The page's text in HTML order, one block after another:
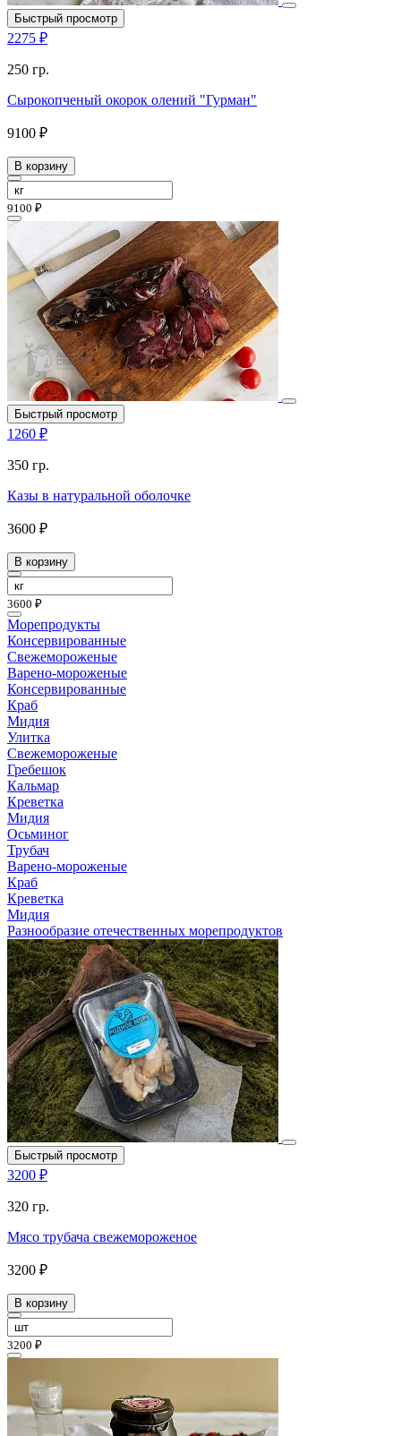
Быстрый просмотр
2275 ₽
250 гр.
Сырокопченый окорок олений "Гурман"
9100 ₽
В корзину
9100 ₽
Быстрый просмотр
1260 ₽
350 гр.
Казы в натуральной оболочке
3600 ₽
В корзину
3600 ₽
Морепродукты
Консервированные
Свежемороженые
Варено-мороженые
Консервированные
Краб
Мидия
Улитка
Свежемороженые
Гребешок
Кальмар
Креветка
Мидия
Осьминог
Трубач
Варено-мороженые
Краб
Креветка
Мидия
Разнообразие отечественных морепродуктов
Быстрый просмотр
3200 ₽
320 гр.
Мясо трубача свежемороженое
3200 ₽
В корзину
3200 ₽